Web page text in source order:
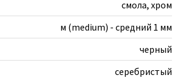
смола, хром
м (medium) - средний 1 мм
черный
серебристый